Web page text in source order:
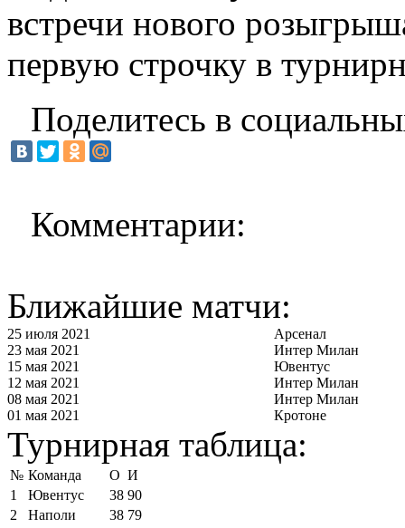
встречи нового
первую строчку в
Поделитесь в
Комментарии:
Ближайшие матчи:
25 июля 2021
Арсенал
23 мая 2021
Интер Милан
15 мая 2021
Ювентус
12 мая 2021
Интер Милан
08 мая 2021
Интер Милан
01 мая 2021
Кротоне
Турнирная таблица:
№ Команда О И
1
Ювентус 38 90
2
Наполи 38 79